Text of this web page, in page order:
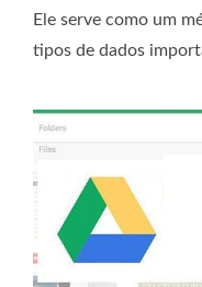
Ele serve como um
tipos de dados